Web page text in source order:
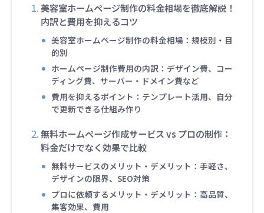
美容室ホームページ制作の料金相場を徹底解説！
内訳と費用を抑えるコツ
美容室ホームページ制作の料金相場：規模別・目
的別
ホームページ制作費用の内訳：デザイン費、コー
ディング費、サーバー・ドメイン費など
費用を抑えるポイント：テンプレート活用、自分
で更新できる仕組み作り
無料ホームページ作成サービス vs プロの制作：
料金だけでなく効果で比較
無料サービスのメリット・デメリット：手軽さ、
デザインの限界、SEO対策
プロに依頼するメリット・デメリット：高品質、
集客効果、費用